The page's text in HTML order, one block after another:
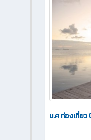
น.ศ ท่องเที่ยว